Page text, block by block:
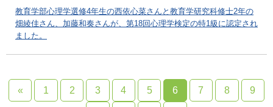
教育学部心理学選修4年生の西依心菜さんと教育学研究科修士2年の
畑綾佳さん、加藤和奏さんが、第18回心理学検定の特1級に認定され
ました。
« 1 2 3 4 5 6 7 8 9